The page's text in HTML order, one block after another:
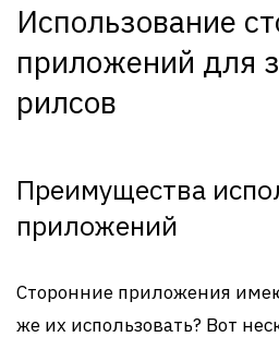
Использование
приложений для
рилсов
Преимущества
приложений
Сторонние приложения
же их использовать? Вот